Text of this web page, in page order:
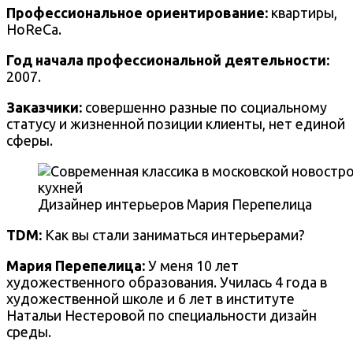
Профессиональное ориентирование: квартиры,
HoReCa.
Год начала профессиональной деятельности:
2007.
Заказчики: совершенно разные по социальному
статусу и жизненной позиции клиенты, нет единой
сферы.
Дизайнер интерьеров Мария Перепелица
TDM: Как вы стали заниматься интерьерами?
Мария Перепелица: У меня 10 лет
художественного образования. Училась 4 года в
художественной школе и 6 лет в институте
Натальи Нестеровой по специальности дизайн
среды.